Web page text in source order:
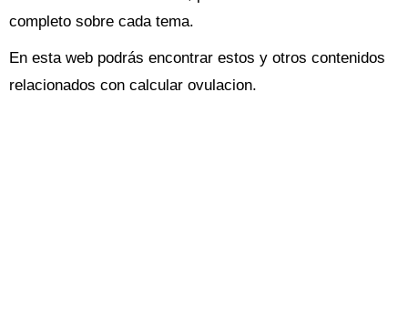
completo sobre cada tema.
En esta web podrás encontrar estos y otros contenidos
relacionados con calcular ovulacion.